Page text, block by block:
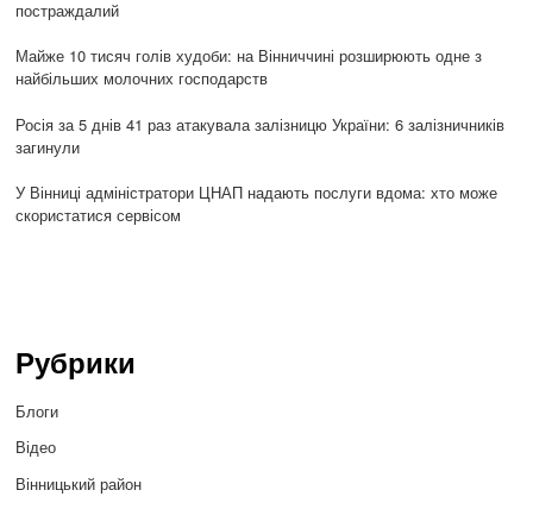
постраждалий
Майже 10 тисяч голів худоби: на Вінниччині розширюють одне з
найбільших молочних господарств
Росія за 5 днів 41 раз атакувала залізницю України: 6 залізничників
загинули
У Вінниці адміністратори ЦНАП надають послуги вдома: хто може
скористатися сервісом
Рубрики
Блоги
Відео
Вінницький район